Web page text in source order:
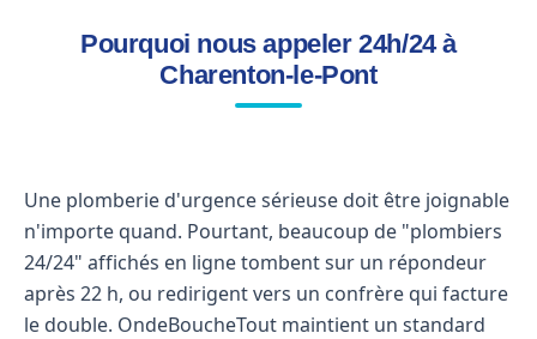
Pourquoi nous appeler 24h/24 à
Charenton-le-Pont
Une plomberie d'urgence sérieuse doit être joignable
n'importe quand. Pourtant, beaucoup de "plombiers
24/24" affichés en ligne tombent sur un répondeur
après 22 h, ou redirigent vers un confrère qui facture
le double. OndeBoucheTout maintient un standard